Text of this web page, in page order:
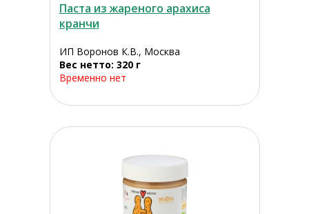
Паста из жареного арахиса
кранчи
ИП Воронов К.В., Москва
Вес нетто: 320 г
Временно нет